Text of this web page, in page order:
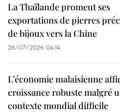
La Thaïlande promeut ses
exportations de pierres
de bijoux vers la Chine
28/07/2026 04:14
L’économie malaisienne
croissance robuste malgré
contexte mondial difficile